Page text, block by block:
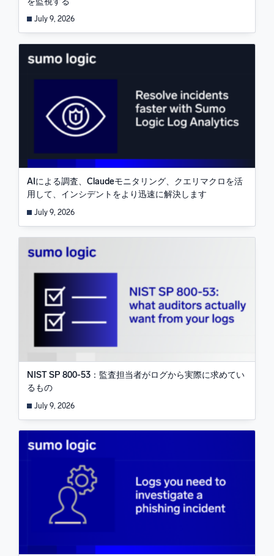
July 9, 2026
AIによる調査、Claudeモニタリング、クエリマクロを活
用して、インシデントをより迅速に解決します
July 9, 2026
NIST SP 800-53：監査担当者がログから実際に求めてい
るもの
July 9, 2026